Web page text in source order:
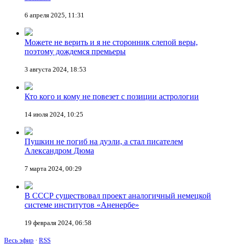
6 апреля 2025, 11:31
Можете не верить и я не сторонник слепой веры,
поэтому дождемся премьеры
3 августа 2024, 18:53
Кто кого и кому не повезет с позиции астрологии
14 июля 2024, 10:25
Пушкин не погиб на дуэли, а стал писателем
Александром Дюма
7 марта 2024, 00:29
В СССР существовал проект аналогичный немецкой
системе институтов «Аненербе»
19 февраля 2024, 06:58
Весь эфир · RSS